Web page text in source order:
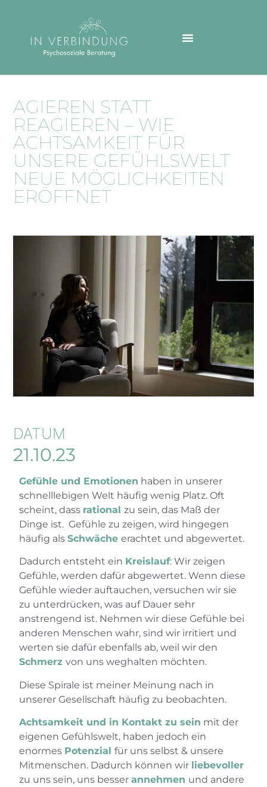
AGIEREN STATT
REAGIEREN – WIE
ACHTSAMKEIT FÜR
UNSERE GEFÜHLSWELT
NEUE MÖGLICHKEITEN
ERÖFFNET
DATUM
21.10.23
Gefühle und Emotionen haben in unserer
schnelllebigen Welt häufig wenig Platz. Oft
scheint, dass rational zu sein, das Maß der
Dinge ist. Gefühle zu zeigen, wird hingegen
häufig alsSchwäche erachtet und abgewertet.
Dadurch entsteht ein Kreislauf: Wir zeigen
Gefühle, werden dafür abgewertet. Wenn diese
Gefühle wieder auftauchen, versuchen wir sie
zu unterdrücken, was auf Dauer sehr
anstrengend ist. Nehmen wir diese Gefühle bei
anderen Menschen wahr, sind wir irritiert und
werten sie dafür ebenfalls ab, weil wir den
Schmerz von uns weghalten möchten.
Diese Spirale ist meiner Meinung nach in
unserer Gesellschaft häufig zu beobachten.
Achtsamkeit und in Kontakt zu sein mit der
eigenen Gefühlswelt, haben jedoch ein
enormes Potenzial für uns selbst & unsere
Mitmenschen. Dadurch können wir liebevoller
zu uns sein, uns besserannehmen und andere